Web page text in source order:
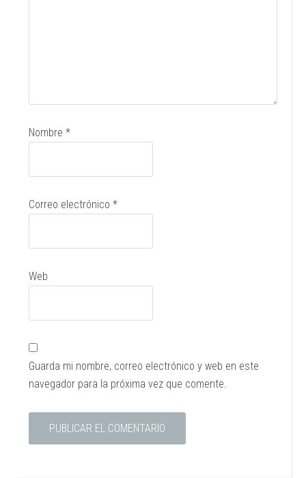
Nombre*
Correo electrónico*
Web
Guarda mi nombre, correo electrónico y web en este
navegador para la próxima vez que comente.